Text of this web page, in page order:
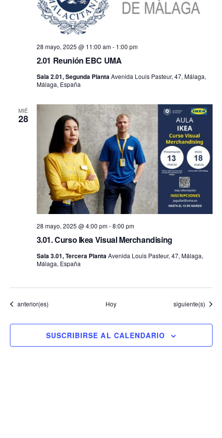
2.01 Reunión EBC UMA
28 mayo, 2025 @ 11:00 am- 1:00 pm
Sala 2.01, Segunda Planta Avenida Louis Pasteur, 47, Málaga,
Málaga, España
MIÉ
28
3.01. Curso Ikea Visual Merchandising
28 mayo, 2025 @ 4:00 pm-8:00 pm
Sala 3.01, Tercera PlantaAvenida Louis Pasteur, 47, Málaga,
Málaga, España
Eventos
anterior(es) Hoy Eventos
siguiente(s)
SUSCRIBIRSE AL CALENDARIO